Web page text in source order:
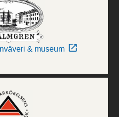
& museum